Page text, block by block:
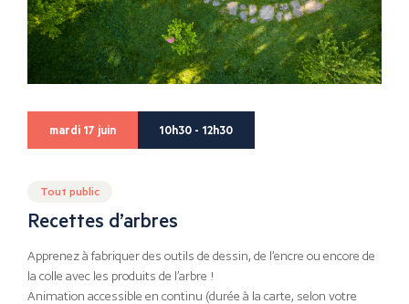
mardi 17 juin 10h30 - 12h30
Tout public
Recettes d’arbres
Apprenez à fabriquer des outils de dessin, de l’encre ou encore de
la colle avec les produits de l’arbre !
Animation accessible en continu (durée à la carte, selon votre